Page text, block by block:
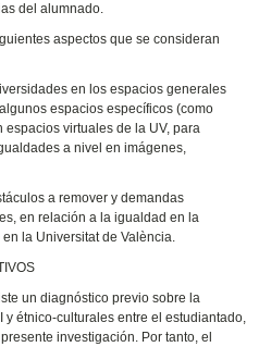
del alumnado.
aspectos que se consideran
en los espacios generales
espacios específicos (como
espacios virtuales de la UV, para
a nivel en imágenes,
a remover y demandas
en relación a la igualdad en la
la Universitat de València.
un diagnóstico previo sobre la
étnico-culturales entre el estudiantado,
investigación. Por tanto, el